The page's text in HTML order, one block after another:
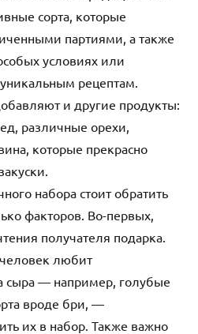
сорта, которые
партиями, а также
условиях или
рецептам.
и другие продукты:
различные орехи,
которые прекрасно
набора стоит обратить
факторов. Во-первых,
получателя подарка.
любит
сыра — например, голубые
вроде бри, —
их в набор. Также важно